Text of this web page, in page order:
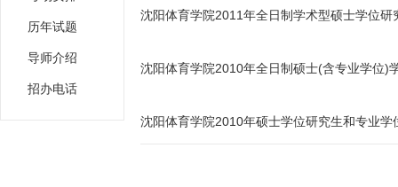
历年试题
导师介绍
招办电话
沈阳体育学院2011年全日制学术型硕士学位
沈阳体育学院2010年全日制硕士(含专业学位)
沈阳体育学院2010年硕士学位研究生和专业学